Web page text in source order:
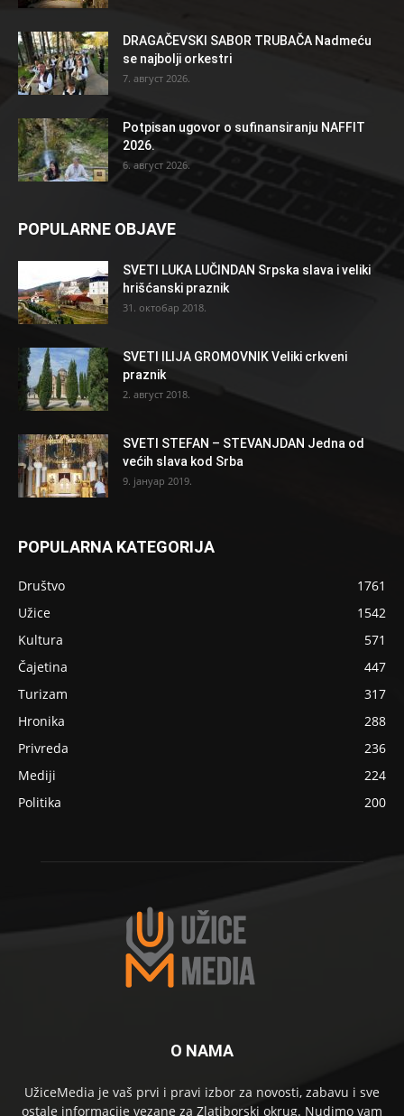
DRAGAČEVSKI SABOR TRUBAČA Nadmeću
se najbolji orkestri
7. август 2026.
Potpisan ugovor o sufinansiranju NAFFIT
2026.
6. август 2026.
POPULARNE OBJAVE
SVETI LUKA LUČINDAN Srpska slava i veliki
hrišćanski praznik
31. октобар 2018.
SVETI ILIJA GROMOVNIK Veliki crkveni
praznik
2. август 2018.
SVETI STEFAN – STEVANJDAN Jedna od
većih slava kod Srba
9. јануар 2019.
POPULARNA KATEGORIJA
Društvo
1761
Užice
1542
Kultura
571
Čajetina
447
Turizam
317
Hronika
288
Privreda
236
Mediji
224
Politika
200
O NAMA
UžiceMedia je vaš prvi i pravi izbor za novosti, zabavu i sve
ostale informacije vezane za Zlatiborski okrug. Nudimo vam